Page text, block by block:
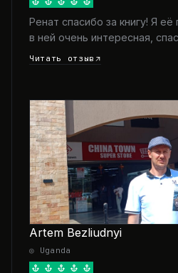
Ренат спасибо за книгу! Я
в ней очень интересная,
Читать отзыв
Artem Bezliudnyi
◎ Uganda